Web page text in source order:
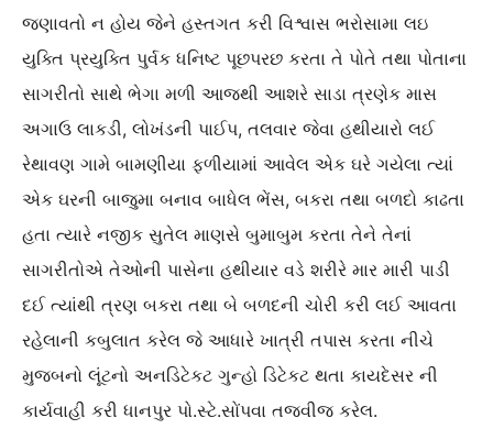
જણાવતો ન હોય જેને હસ્તગત કરી વિશ્વાસ ભરોસામા લઇ
યુક્તિ પ્રયુક્તિ પુર્વક ધનિષ્ટ પૂછપરછ કરતા તે પોતે તથા પોતાના
સાગરીતો સાથે ભેગા મળી આજથી આશરે સાડા ત્રણેક માસ
અગાઉ લાકડી, લોખંડની પાઈપ, તલવાર જેવા હથીયારો લઈ
રેથાવણ ગામે બામણીયા ફળીયામાં આવેલ એક ઘરે ગયેલા ત્યાં
એક ઘરની બાજુમા બનાવ બાધેલ ભેંસ, બકરા તથા બળદો કાઢતા
હતા ત્યારે નજીક સુતેલ માણસે બુમાબુમ કરતા તેને તેનાં
સાગરીતોએ તેઓની પાસેના હથીયાર વડે શરીરે માર મારી પાડી
દઈ ત્યાંથી ત્રણ બકરા તથા બે બળદની ચોરી કરી લઈ આવતા
રહેલાની કબુલાત કરેલ જે આધારે ખાત્રી તપાસ કરતા નીચે
મુજબનો લૂંટનો અનડિટેકટ ગુન્હો ડિટેકટ થતા કાયદેસર ની
કાર્યવાહી કરી ધાનપુર પો.સ્ટે.સોંપવા તજવીજ કરેલ.